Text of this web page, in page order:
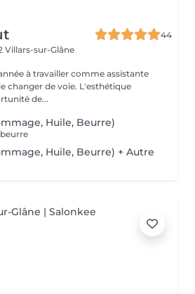
44
Villars-sur-Glâne
à travailler comme assistante
de voie. L'esthétique
de...
Huile, Beurre)
Huile, Beurre) + Autre